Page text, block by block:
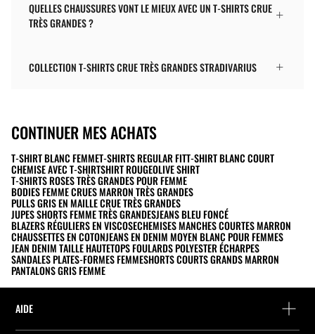
QUELLES CHAUSSURES VONT LE MIEUX AVEC UN T-SHIRTS CRUE
TRÈS GRANDES ?
COLLECTION T-SHIRTS CRUE TRÈS GRANDES STRADIVARIUS
CONTINUER MES ACHATS
T-SHIRT BLANC FEMMET-SHIRTS REGULAR FITT-SHIRT BLANC COURT
CHEMISE AVEC T-SHIRTSHIRT ROUGEOLIVE SHIRT
T-SHIRTS ROSES TRÈS GRANDES POUR FEMME
BODIES FEMME CRUES MARRON TRÈS GRANDES
PULLS GRIS EN MAILLE CRUE TRÈS GRANDES
JUPES SHORTS FEMME TRÈS GRANDESJEANS BLEU FONCÉ
BLAZERS RÉGULIERS EN VISCOSECHEMISES MANCHES COURTES MARRON
CHAUSSETTES EN COTONJEANS EN DENIM MOYEN BLANC POUR FEMMES
JEAN DENIM TAILLE HAUTETOPS FOULARDS POLYESTER ÉCHARPES
SANDALES PLATES-FORMES FEMMESHORTS COURTS GRANDS MARRON
PANTALONS GRIS FEMME
AIDE